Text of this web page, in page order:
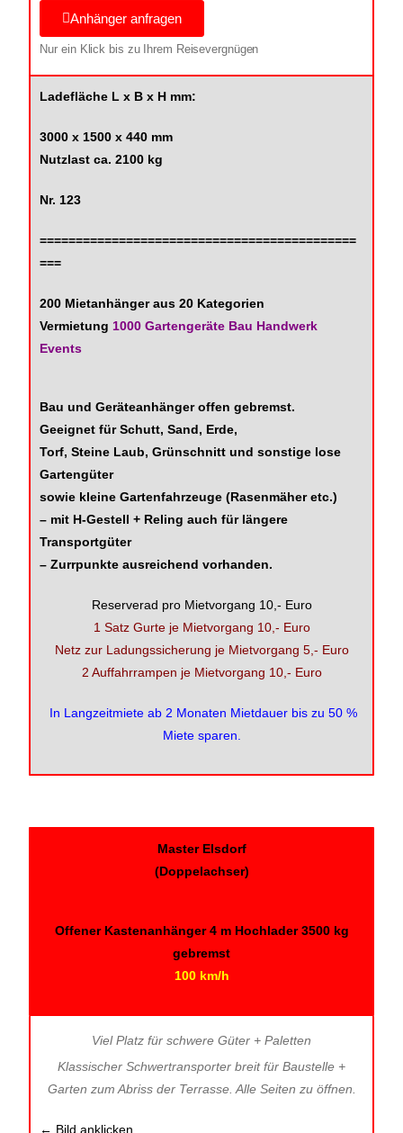
Anhänger anfragen
Nur ein Klick bis zu Ihrem Reisevergnügen
Ladefläche L x B x H mm:
3000 x 1500 x 440 mm
Nutzlast ca. 2100 kg
Nr. 123
============================================
===
200 Mietanhänger aus 20 Kategorien
Vermietung1000 Gartengeräte Bau Handwerk
Events
Bau und Geräteanhänger offen gebremst.
Geeignet für Schutt, Sand, Erde,
Torf, Steine Laub, Grünschnitt und sonstige lose
Gartengüter
sowie kleine Gartenfahrzeuge (Rasenmäher etc.)
– mit H-Gestell + Reling auch für längere
Transportgüter
– Zurrpunkte ausreichend vorhanden.
Reserverad pro Mietvorgang 10,- Euro
1 Satz Gurte je Mietvorgang 10,- Euro
Netz zur Ladungssicherung je Mietvorgang 5,- Euro
2 Auffahrrampen je Mietvorgang 10,- Euro
In Langzeitmiete ab 2 Monaten Mietdauer bis zu 50 %
Miete sparen.
Master Elsdorf
(Doppelachser)
Offener Kastenanhänger 4 m Hochlader 3500 kg
gebremst
100 km/h
Viel Platz für schwere Güter + Paletten
Klassischer Schwertransporter breit für Baustelle +
Garten zum Abriss der Terrasse. Alle Seiten zu öffnen.
← Bild anklicken